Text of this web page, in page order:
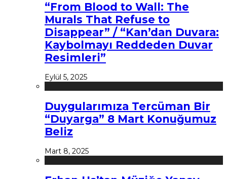
“From Blood to Wall: The
Murals That Refuse to
Disappear” / “Kan’dan Duvara:
Kaybolmayı Reddeden Duvar
Resimleri”
Eylül 5, 2025
Duygularımıza Tercüman Bir
“Duyarga” 8 Mart Konuğumuz
Beliz
Mart 8, 2025